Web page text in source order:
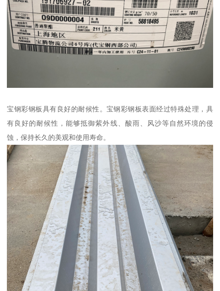
宝钢彩钢板具有良好的耐候性。宝钢彩钢板表面经过特殊处理，具
有良好的耐候性，能够抵御紫外线、酸雨、风沙等自然环境的侵
蚀，保持长久的美观和使用寿命。